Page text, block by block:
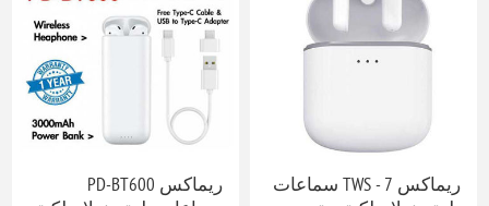
ريماكس TWS - 7 سماعات
ريماكس PD-BT600